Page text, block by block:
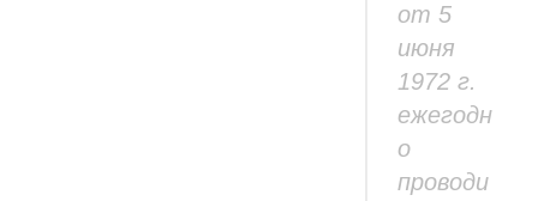
от 5
июня
1972 г.
ежегодн
о
проводи